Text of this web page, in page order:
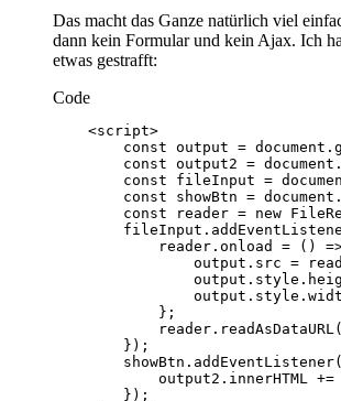
Das macht das Ganze natürlich viel
dann kein Formular und kein Ajax. Ich
etwas gestrafft:
Code